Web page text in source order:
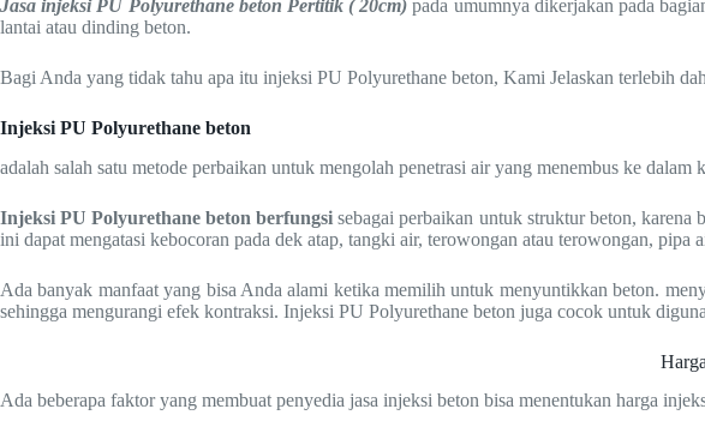
Jasa injeksi PU Polyurethane beton Pertitik ( 20cm) pada umumnya dikerjakan pada
lantai atau dinding beton.
Bagi Anda yang tidak tahu apa itu injeksi PU Polyurethane beton, Kami Jelaskan terlebih
Injeksi PU Polyurethane beton
adalah salah satu metode perbaikan untuk mengolah penetrasi air yang menembus ke
Injeksi PU Polyurethane beton berfungsi sebagai perbaikan untuk struktur beton,
ini dapat mengatasi kebocoran pada dek atap, tangki air, terowongan atau terowongan, pipa
Ada banyak manfaat yang bisa Anda alami ketika memilih untuk menyuntikkan beton.
sehingga mengurangi efek kontraksi. Injeksi PU Polyurethane beton juga cocok untuk
Ada beberapa faktor yang membuat penyedia jasa injeksi beton bisa menentukan harga